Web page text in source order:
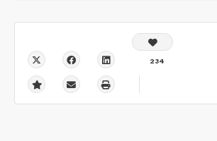
234